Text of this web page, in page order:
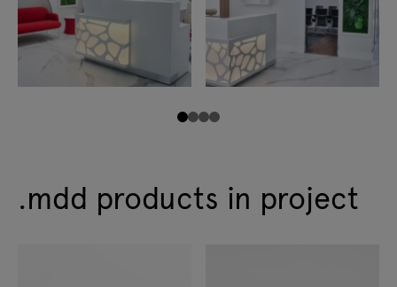
.mdd products in project